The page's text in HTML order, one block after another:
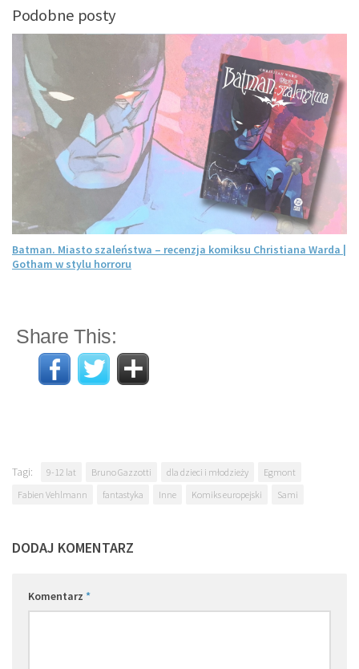
Podobne posty
Batman. Miasto szaleństwa – recenzja komiksu Christiana Warda |
Gotham w stylu horroru
Share This:
Tagi: 9-12 lat Bruno Gazzotti dla dzieci i młodzieży
Egmont
Fabien Vehlmann
fantastyka Inne Komiks europejski Sami
DODAJ KOMENTARZ
Komentarz *